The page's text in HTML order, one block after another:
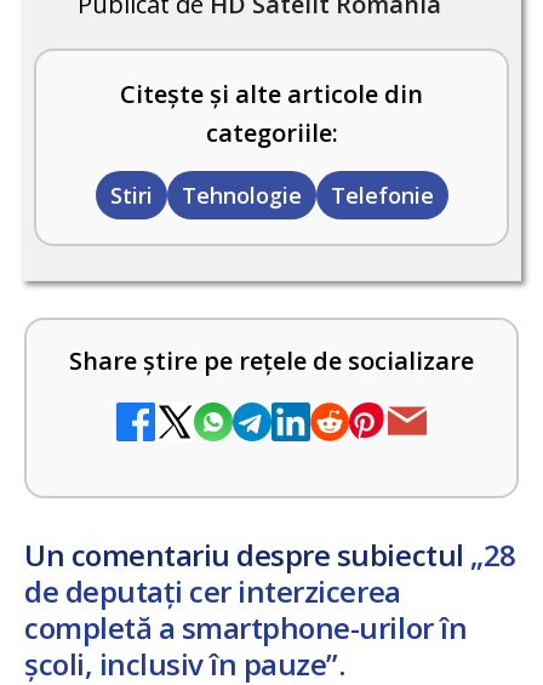
Citește și alte articole din
categoriile:
Stiri Tehnologie Telefonie
Share știre pe rețele de socializare
Un comentariu despre subiectul „28
de deputați cer interzicerea
completă a smartphone-urilor în
școli, inclusiv în pauze”.